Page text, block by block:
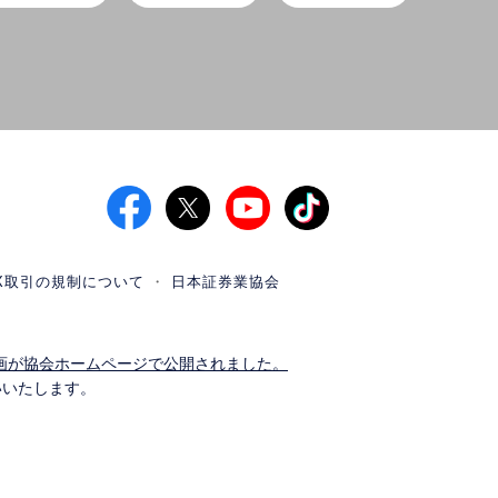
引の規制について 日本証券業協会
協会ホームページで公開されました。
たします。